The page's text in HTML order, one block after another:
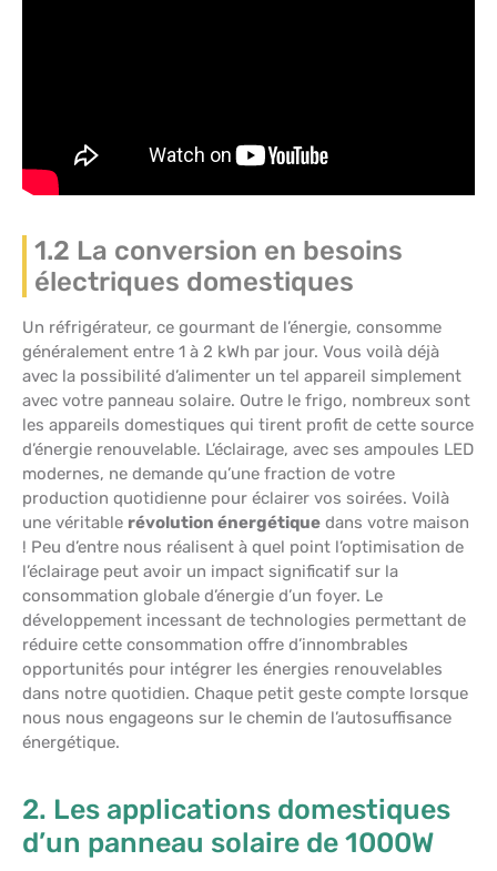
1.2 La conversion en besoins
électriques domestiques
Un réfrigérateur, ce gourmant de l’énergie, consomme
généralement entre 1 à 2 kWh par jour. Vous voilà déjà
avec la possibilité d’alimenter un tel appareil simplement
avec votre panneau solaire. Outre le frigo, nombreux sont
les appareils domestiques qui tirent profit de cette source
d’énergie renouvelable. L’éclairage, avec ses ampoules LED
modernes, ne demande qu’une fraction de votre
production quotidienne pour éclairer vos soirées. Voilà
une véritable révolution énergétique dans votre maison
! Peu d’entre nous réalisent à quel point l’optimisation de
l’éclairage peut avoir un impact significatif sur la
consommation globale d’énergie d’un foyer. Le
développement incessant de technologies permettant de
réduire cette consommation offre d’innombrables
opportunités pour intégrer les énergies renouvelables
dans notre quotidien. Chaque petit geste compte lorsque
nous nous engageons sur le chemin de l’autosuffisance
énergétique.
2. Les applications domestiques
d’un panneau solaire de 1000W